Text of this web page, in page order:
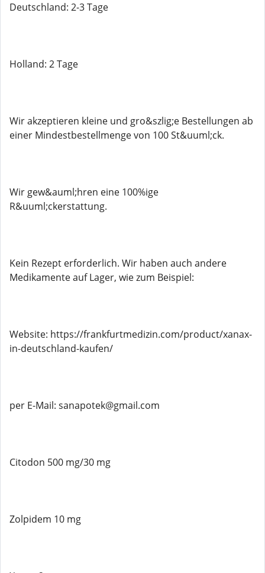
Deutschland: 2-3 Tage
Holland: 2 Tage
Wir akzeptieren kleine und gro&szlig;e Bestellungen ab
einer Mindestbestellmenge von 100 St&uuml;ck.
Wir gew&auml;hren eine 100%ige
R&uuml;ckerstattung.
Kein Rezept erforderlich. Wir haben auch andere
Medikamente auf Lager, wie zum Beispiel:
Website: https://frankfurtmedizin.com/product/xanax-
in-deutschland-kaufen/
per E-Mail: sanapotek@gmail.com
Citodon 500 mg/30 mg
Zolpidem 10 mg